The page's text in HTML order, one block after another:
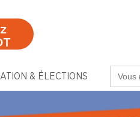
& ÉLECTIONS
for: